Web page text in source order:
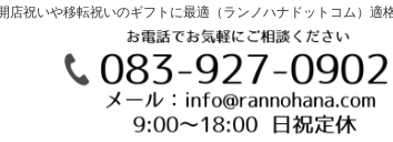
店祝いや移転祝いのギフトに最適（ランノハナドットコム）